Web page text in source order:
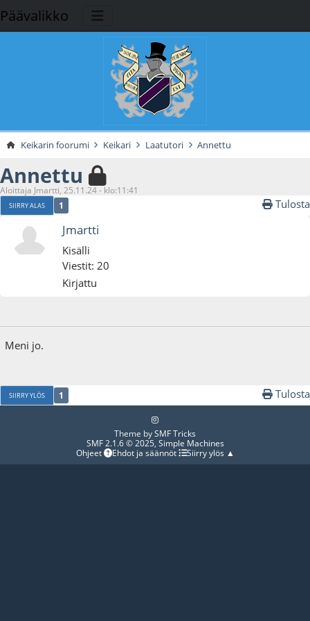
Päävalikko
Keikarin foorumi Keikari Laatutori Annettu
Annettu
Aloittaja Jmartti, 25.11.24 - klo:11:41
SIIRRY ALAS 1 Tulosta
Jmartti
Kisälli
Viestit: 20
Kirjattu
Meni jo.
SIIRRY YLÖS 1 Tulosta
Theme bySMF Tricks
SMF 2.1.6 © 2025, Simple Machines
Ohjeet
Ehdot ja säännöt Siirry ylös ▲